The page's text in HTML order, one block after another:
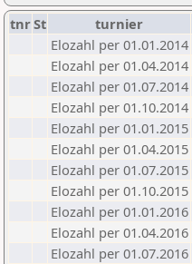
tnrSt turnier
Elozahl per 01.01.2014
Elozahl per 01.04.2014
Elozahl per 01.07.2014
Elozahl per 01.10.2014
Elozahl per 01.01.2015
Elozahl per 01.04.2015
Elozahl per 01.07.2015
Elozahl per 01.10.2015
Elozahl per 01.01.2016
Elozahl per 01.04.2016
Elozahl per 01.07.2016